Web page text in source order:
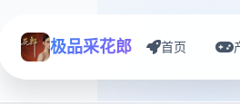
极品采花郎 首页